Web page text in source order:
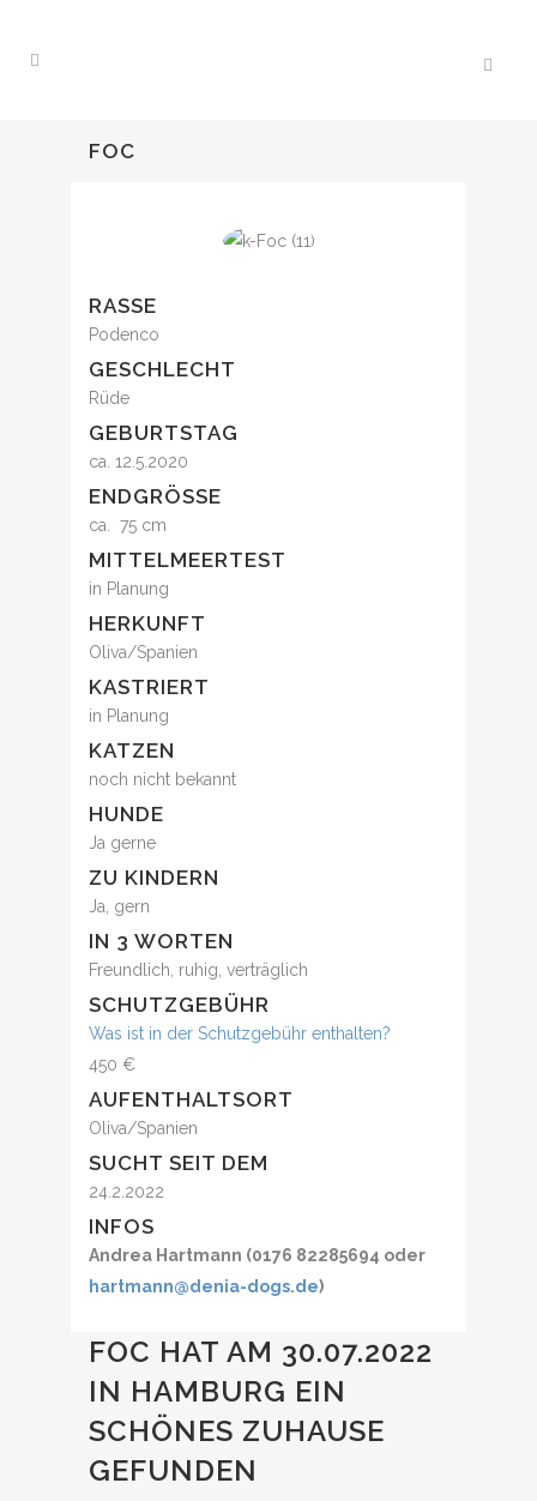
FOC
RASSE
Podenco
GESCHLECHT
Rüde
GEBURTSTAG
ca. 12.5.2020
ENDGRÖSSE
ca. 75 cm
MITTELMEERTEST
in Planung
HERKUNFT
Oliva/Spanien
KASTRIERT
in Planung
KATZEN
noch nicht bekannt
HUNDE
Ja gerne
ZU KINDERN
Ja, gern
IN 3 WORTEN
Freundlich, ruhig, verträglich
SCHUTZGEBÜHR
Was ist in der Schutzgebühr enthalten?
450 €
AUFENTHALTSORT
Oliva/Spanien
SUCHT SEIT DEM
24.2.2022
INFOS
Andrea Hartmann (0176 82285694 oder
hartmann@denia-dogs.de)
FOC HAT AM 30.07.2022
IN HAMBURG EIN
SCHÖNES ZUHAUSE
GEFUNDEN